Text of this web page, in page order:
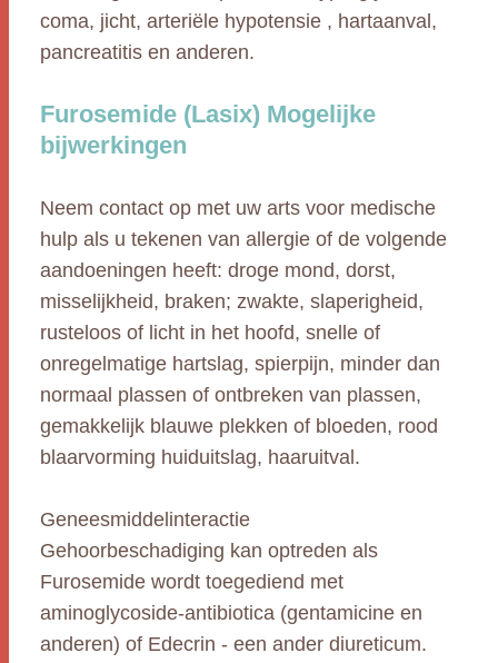
coma, jicht, arteriële hypotensie , hartaanval,
pancreatitis en anderen.
Furosemide (Lasix) Mogelijke
bijwerkingen
Neem contact op met uw arts voor medische
hulp als u tekenen van allergie of de volgende
aandoeningen heeft: droge mond, dorst,
misselijkheid, braken; zwakte, slaperigheid,
rusteloos of licht in het hoofd, snelle of
onregelmatige hartslag, spierpijn, minder dan
normaal plassen of ontbreken van plassen,
gemakkelijk blauwe plekken of bloeden, rood
blaarvorming huiduitslag, haaruitval.
Geneesmiddelinteractie
Gehoorbeschadiging kan optreden als
Furosemide wordt toegediend met
aminoglycoside-antibiotica (gentamicine en
anderen) of Edecrin - een ander diureticum.